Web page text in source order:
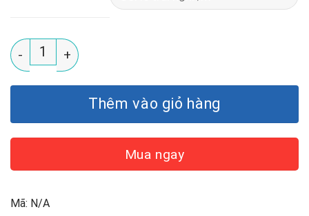
Mặt Nạ Thạch Dr.Lee All In One Bio-Cellulose Nest
Thêm vào giỏ hàng
Mua ngay
Mã: N/A